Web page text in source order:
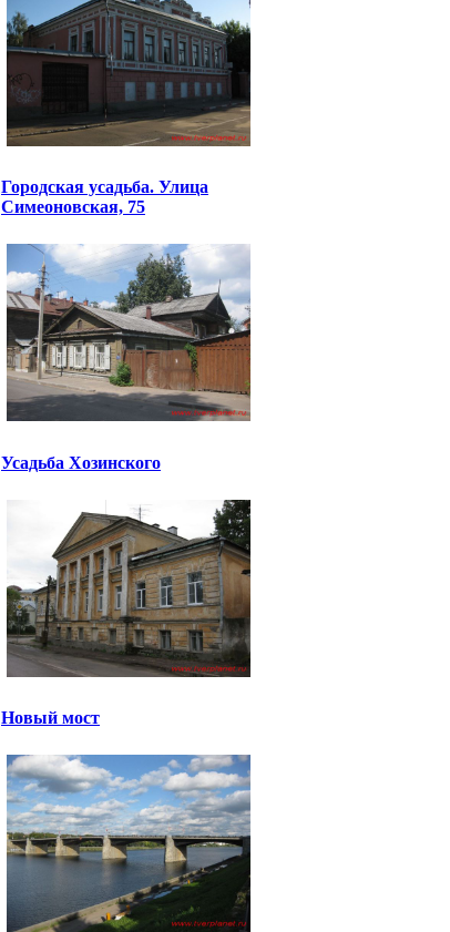
Городская усадьба. Улица
Симеоновская, 75
Усадьба Хозинского
Новый мост